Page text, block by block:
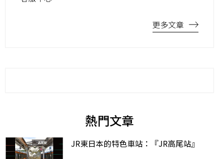
更多文章
熱門文章
JR東日本的特色車站：『JR高尾站』